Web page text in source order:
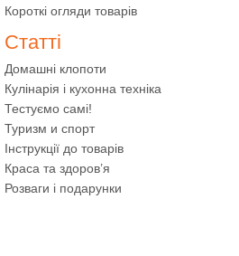
Короткі огляди товарів
Статті
Домашні клопоти
Кулінарія і кухонна техніка
Тестуємо самі!
Туризм и спорт
Інструкції до товарів
Краса та здоров’я
Розваги і подарунки